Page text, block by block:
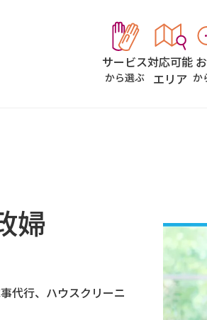
サービス
から選ぶ
対応可能
エリア か
婦
代行、ハウスクリーニ